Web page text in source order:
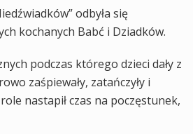
odbyła się
kochanych Babć i Dziadków.
podczas którego dzieci dały z
zaśpiewały, zatańczyły i
nastapił czas na poczęstunek,